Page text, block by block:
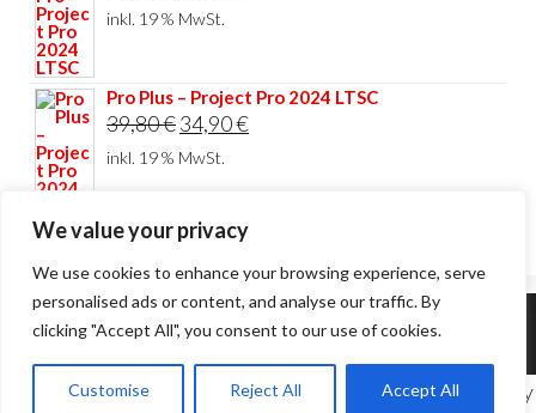
We value your privacy
We use cookies to enhance your browsing experience, serve
personalised ads or content, and analyse our traffic. By
clicking "Accept All", you consent to our use of cookies.
Customise Reject All Accept All
Preis
inkl. 19 % MwSt.
Pro Plus – Project Pro 2024 LTSC
39,80€Ursprünglicher
Preis
39,80 €
34,90€Aktueller
34,90 €.
inkl. 19 % MwSt.
Theme vonEnvoThemes
2026 ESD-Handel. Alle Rechte vorbehalten | Design by